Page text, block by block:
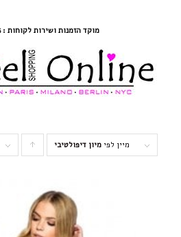
מוקד הזמנות ושירות לקוחות : 077-659-6925
מיין לפי מיון דיפולטיבי